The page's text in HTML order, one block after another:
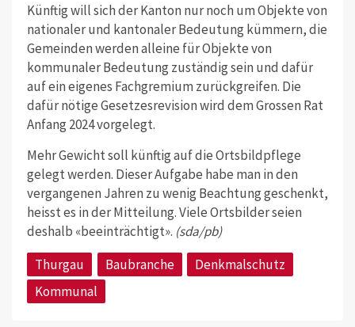
Künftig will sich der Kanton nur noch um Objekte von
nationaler und kantonaler Bedeutung kümmern, die
Gemeinden werden alleine für Objekte von
kommunaler Bedeutung zuständig sein und dafür
auf ein eigenes Fachgremium zurückgreifen. Die
dafür nötige Gesetzesrevision wird dem Grossen Rat
Anfang 2024 vorgelegt.
Mehr Gewicht soll künftig auf die Ortsbildpflege
gelegt werden. Dieser Aufgabe habe man in den
vergangenen Jahren zu wenig Beachtung geschenkt,
heisst es in der Mitteilung. Viele Ortsbilder seien
deshalb «beeinträchtigt». (sda/pb)
Thurgau
Baubranche
Denkmalschutz
Kommunal